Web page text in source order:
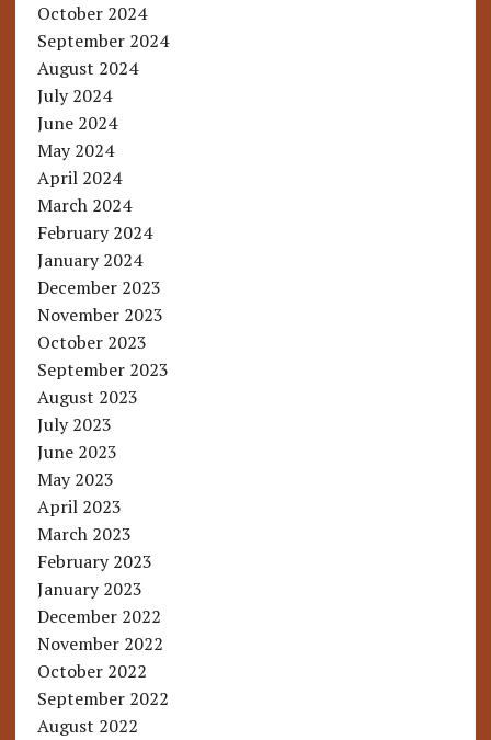
October 2024
September 2024
August 2024
July 2024
June 2024
May 2024
April 2024
March 2024
February 2024
January 2024
December 2023
November 2023
October 2023
September 2023
August 2023
July 2023
June 2023
May 2023
April 2023
March 2023
February 2023
January 2023
December 2022
November 2022
October 2022
September 2022
August 2022